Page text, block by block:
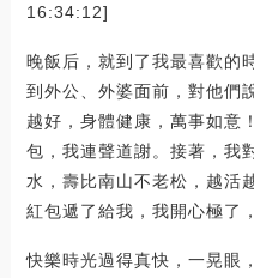
16:34:12]
晚飯后，就到了我最喜歡
到外公、外婆面前，對他們
越好，身體健康，萬事如意
包，我連聲道謝。接著，我
水，壽比南山不老松，越活
紅包遞了給我，我開心極了
快樂時光過得真快，一晃眼